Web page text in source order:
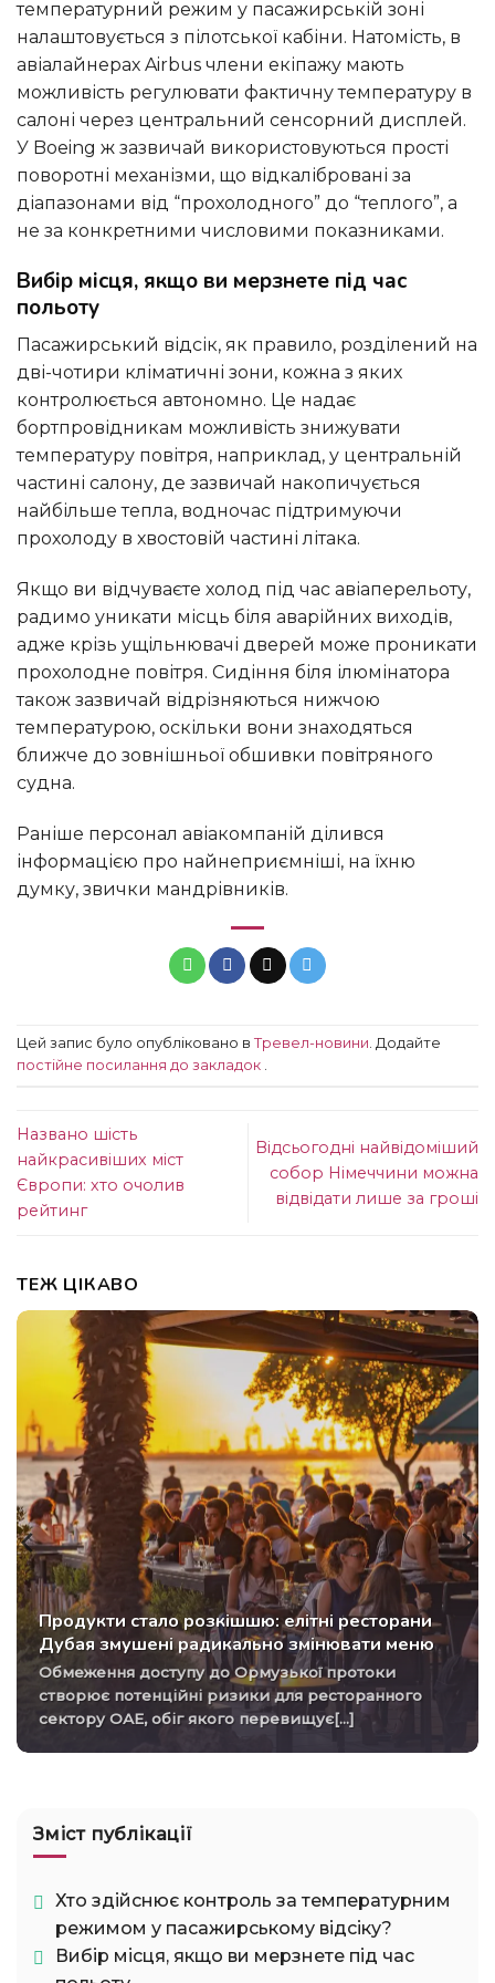
температурний режим у пасажирській зоні
налаштовується з пілотської кабіни. Натомість, в
авіалайнерах Airbus члени екіпажу мають
можливість регулювати фактичну температуру в
салоні через центральний сенсорний дисплей.
У Boeing ж зазвичай використовуються прості
поворотні механізми, що відкалібровані за
діапазонами від “прохолодного” до “теплого”, а
не за конкретними числовими показниками.
Вибір місця, якщо ви мерзнете під час
польоту
Пасажирський відсік, як правило, розділений на
дві-чотири кліматичні зони, кожна з яких
контролюється автономно. Це надає
бортпровідникам можливість знижувати
температуру повітря, наприклад, у центральній
частині салону, де зазвичай накопичується
найбільше тепла, водночас підтримуючи
прохолоду в хвостовій частині літака.
Якщо ви відчуваєте холод під час авіаперельоту,
радимо уникати місць біля аварійних виходів,
адже крізь ущільнювачі дверей може проникати
прохолодне повітря. Сидіння біля ілюмінатора
також зазвичай відрізняються нижчою
температурою, оскільки вони знаходяться
ближче до зовнішньої обшивки повітряного
судна.
Раніше персонал авіакомпаній ділився
інформацією про найнеприємніші, на їхню
думку, звички мандрівників.
Цей запис було опубліковано в Тревел-новини. Додайте
постійне посилання до закладок .
Названо шість
найкрасивіших міст
Європи: хто очолив
рейтинг
Відсьогодні найвідоміший
собор Німеччини можна
відвідати лише за гроші
ТЕЖ ЦІКАВО
Продукти стало розкішшю: елітні ресторани
Дубая змушені радикально змінювати меню
Обмеження доступу до Ормузької протоки
створює потенційні ризики для ресторанного
сектору ОАЕ, обіг якого перевищує[...]
Зміст публікації
Хто здійснює контроль за температурним
режимом у пасажирському відсіку?
Вибір місця, якщо ви мерзнете під час